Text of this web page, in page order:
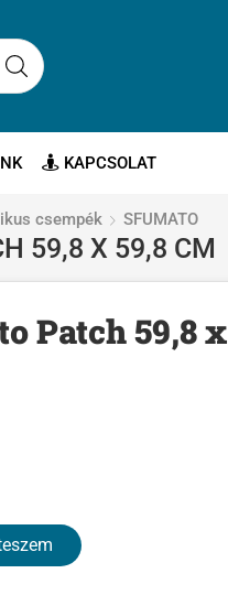
KAPCSOLAT
csempék SFUMATO
59,8 X 59,8 CM
Patch 59,8 x